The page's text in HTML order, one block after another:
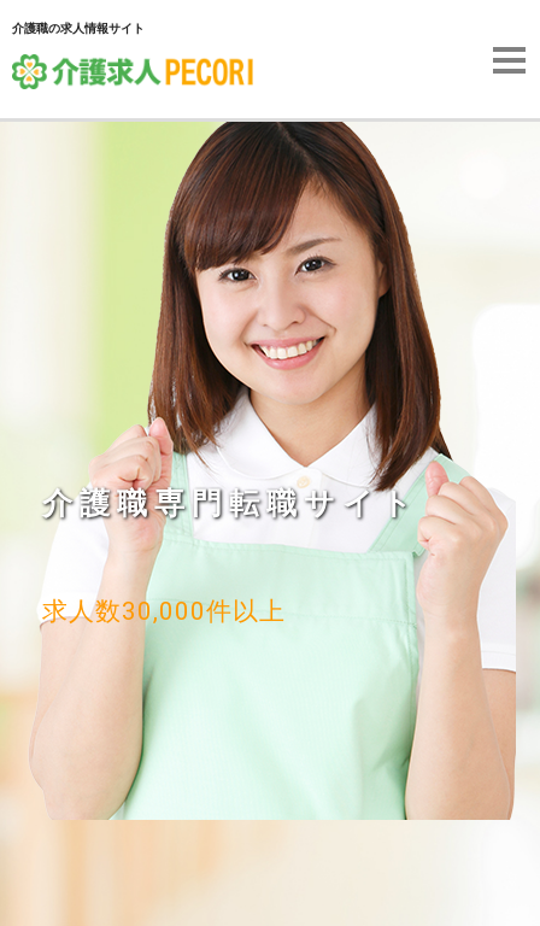
介護職の求人情報サイト
介護職専門転職サイト
求人数30,000件以上